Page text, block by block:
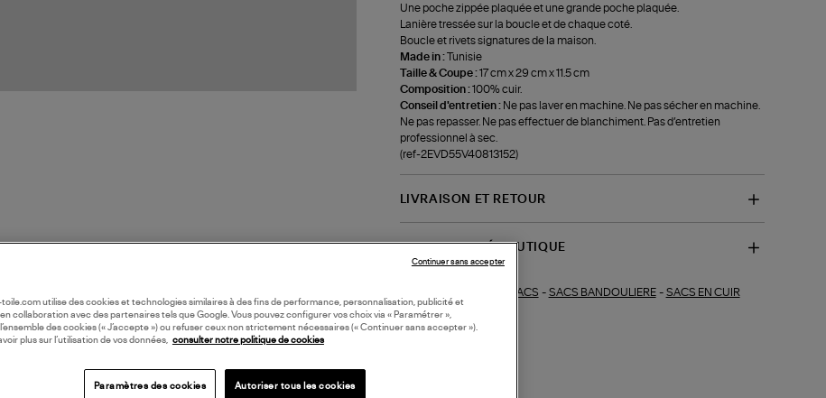
Une poche zippée plaquée et une grande poche plaquée.
Lanière tressée sur la boucle et de chaque coté.
Boucle et rivets signatures de la maison.
Made in :Tunisie
Taille & Coupe :17 cm x 29 cm x 11.5 cm
Composition :100% cuir.
Conseil d'entretien : Ne pas laver en machine. Ne pas sécher en machine.
Ne pas repasser. Ne pas effectuer de blanchiment. Pas d’entretien
professionnel à sec.
(ref-2EVD55V40813152)
LIVRAISON ET RETOUR
DISPONIBILITÉ BOUTIQUE
SACS - SACS BANDOULIERE- SACS EN CUIR
toile.com utilise des cookies et technologies similaires à des fins de performance, personnalisation, publicité et
collaboration avec des partenaires tels que Google. Vous pouvez configurer vos choix via « Paramétrer »,
des cookies (« J’accepte ») ou refuser ceux non strictement nécessaires (« Continuer sans accepter »).
plus sur l’utilisation de vos données, consulter notre politique de cookies
Paramètres des cookies Autoriser tous les cookies
Continuer sans accepter